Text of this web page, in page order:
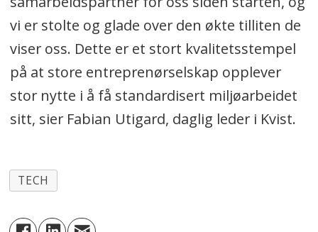
vi er stolte og glade over den økte tilliten de
viser oss. Dette er et stort kvalitetsstempel
på at store entreprenørselskap opplever
stor nytte i å få standardisert miljøarbeidet
sitt, sier Fabian Utigard, daglig leder i Kvist.
TECH